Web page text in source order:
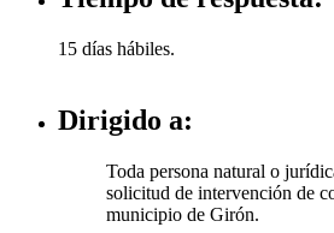
​15 días hábiles.
Dirigido a:
​Toda persona natural o
solicitud de intervención de
municipio de Girón.